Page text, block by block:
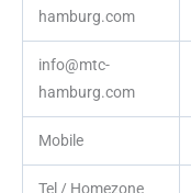
hamburg.com
info@mtc-
hamburg.com
Mobile
Tel / Homezone